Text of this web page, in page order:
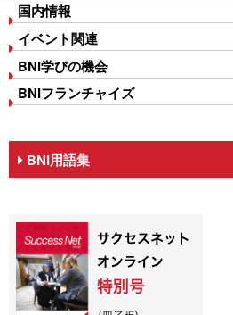
国内情報
イベント関連
BNI学びの機会
BNIフランチャイズ
BNI用語集